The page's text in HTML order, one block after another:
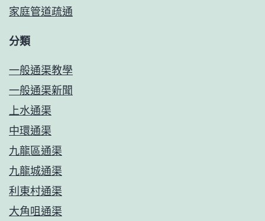
家庭管道疏通
分類
一般通渠教學
一般通渠新聞
上水通渠
中環通渠
九龍區通渠
九龍城通渠
利東村通渠
大角咀通渠